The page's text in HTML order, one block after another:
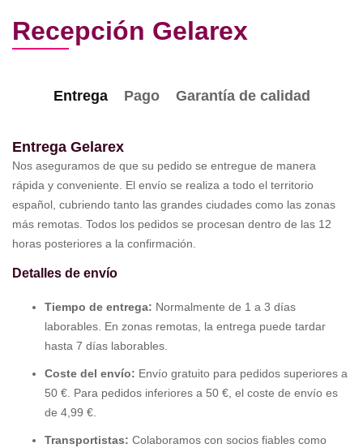
Recepción Gelarex
Entrega Pago Garantía de calidad
Entrega Gelarex
Nos aseguramos de que su pedido se entregue de manera
rápida y conveniente. El envío se realiza a todo el territorio
español, cubriendo tanto las grandes ciudades como las zonas
más remotas. Todos los pedidos se procesan dentro de las 12
horas posteriores a la confirmación.
Detalles de envío
Tiempo de entrega: Normalmente de 1 a 3 días
laborables. En zonas remotas, la entrega puede tardar
hasta 7 días laborables.
Coste del envío: Envío gratuito para pedidos superiores a
50 €. Para pedidos inferiores a 50 €, el coste de envío es
de 4,99 €.
Transportistas: Colaboramos con socios fiables como